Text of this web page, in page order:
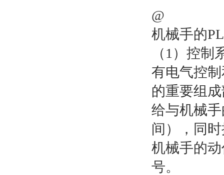
@
机械手的
（1）控制
有电气控
的重要组
给与机械
间），同
机械手的
号。